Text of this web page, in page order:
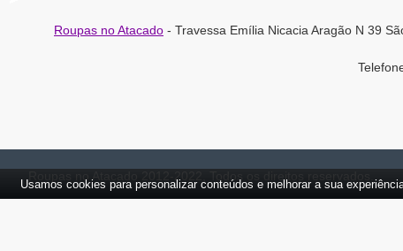
Roupas no Atacado- Travessa Emília Nicacia Aragão N 39
Usamos cookies para personalizar conteúdos e melhorar a sua